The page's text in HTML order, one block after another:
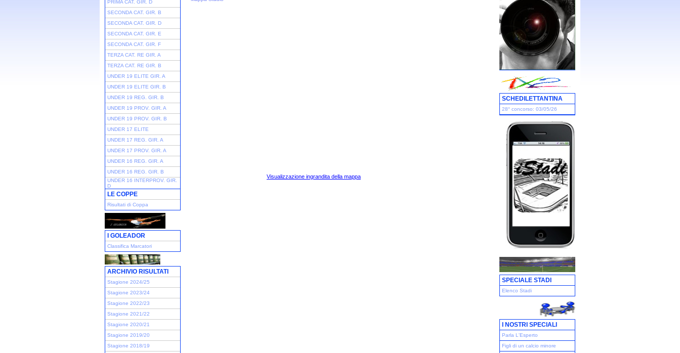
PRIMA CAT. GIR. D
SECONDA CAT. GIR. B
SECONDA CAT. GIR. D
SECONDA CAT. GIR. E
SECONDA CAT. GIR. F
TERZA CAT. RE GIR. A
TERZA CAT. RE GIR. B
UNDER 19 ELITE GIR. A
UNDER 19 ELITE GIR. B
UNDER 19 REG. GIR. B
UNDER 19 PROV. GIR. A
UNDER 19 PROV. GIR. B
UNDER 17 ELITE
UNDER 17 REG. GIR. A
UNDER 17 PROV. GIR. A
UNDER 16 REG. GIR. A
UNDER 16 REG. GIR. B
UNDER 16 INTERPROV. GIR.
D
LE COPPE
Risultati di Coppa
I GOLEADOR
Classifica Marcatori
ARCHIVIO RISULTATI
Stagione 2024/25
Stagione 2023/24
Stagione 2022/23
Stagione 2021/22
Stagione 2020/21
Stagione 2019/20
Stagione 2018/19
Visualizzazione ingrandita della mappa
SCHEDILETTANTINA
28° concorso: 03/05/26
SPECIALE STADI
Elenco Stadi
I NOSTRI SPECIALI
Parla L'Esperto
Figli di un calcio minore